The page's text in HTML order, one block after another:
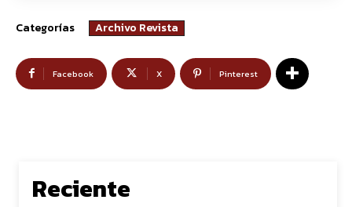
Categorías Archivo Revista
Facebook X Pinterest
Reciente